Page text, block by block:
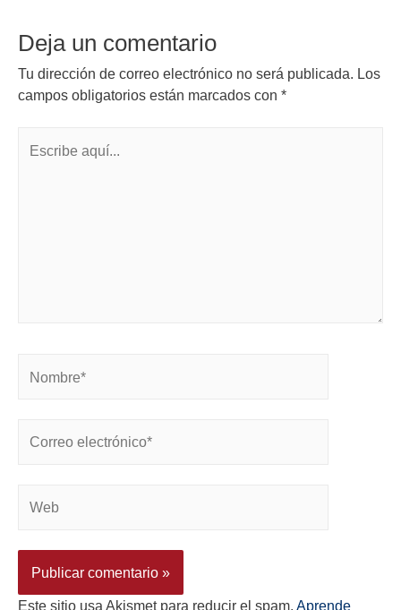
Deja un comentario
Tu dirección de correo electrónico no será publicada. Los
campos obligatorios están marcados con *
Este sitio usa Akismet para reducir el spam. Aprende